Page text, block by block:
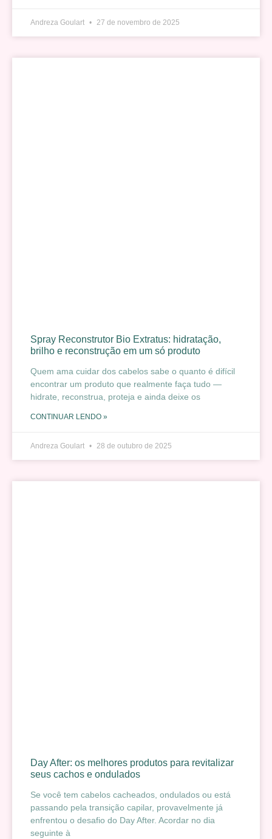
Andreza Goulart 27 de novembro de 2025
Spray Reconstrutor Bio Extratus: hidratação,
brilho e reconstrução em um só produto
Quem ama cuidar dos cabelos sabe o quanto é difícil
encontrar um produto que realmente faça tudo —
hidrate, reconstrua, proteja e ainda deixe os
CONTINUAR LENDO »
Andreza Goulart 28 de outubro de 2025
Day After: os melhores produtos para revitalizar
seus cachos e ondulados
Se você tem cabelos cacheados, ondulados ou está
passando pela transição capilar, provavelmente já
enfrentou o desafio do Day After. Acordar no dia
seguinte à